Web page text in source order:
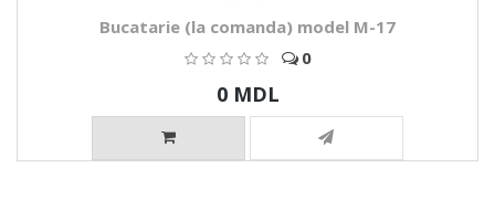
Bucatarie (la comanda) model М-17
0
0 MDL